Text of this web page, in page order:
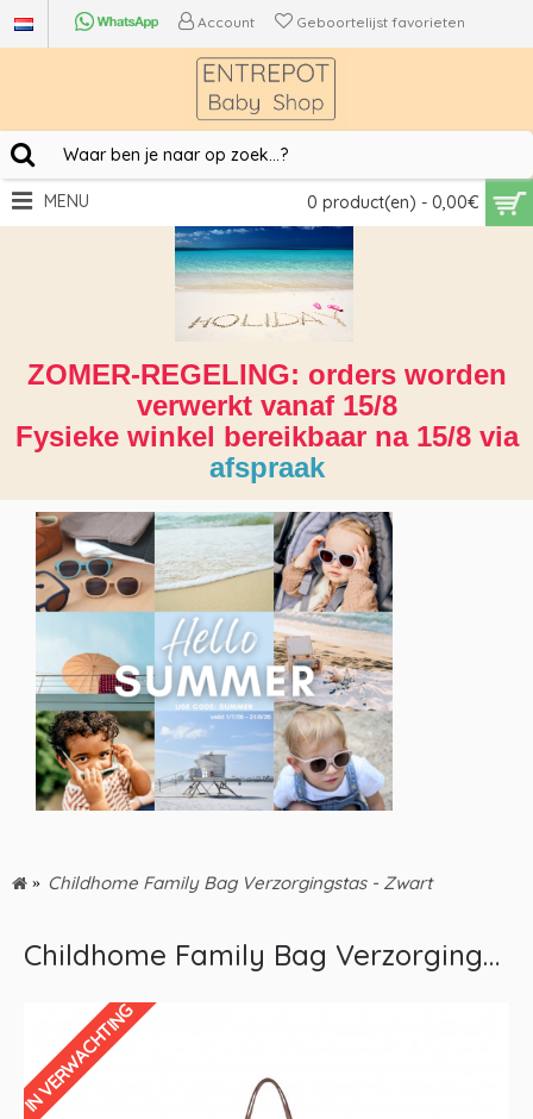
Account Geboortelijst favorieten
0 product(en) - 0,00€
MENU
ZOMER-REGELING: orders worden
verwerkt vanaf 15/8
Fysieke winkel bereikbaar na 15/8 via
afspraak
Childhome Family Bag Verzorgingstas - Zwart
Childhome Family Bag Verzorgingstas - Zwart
IN VERWACHTING